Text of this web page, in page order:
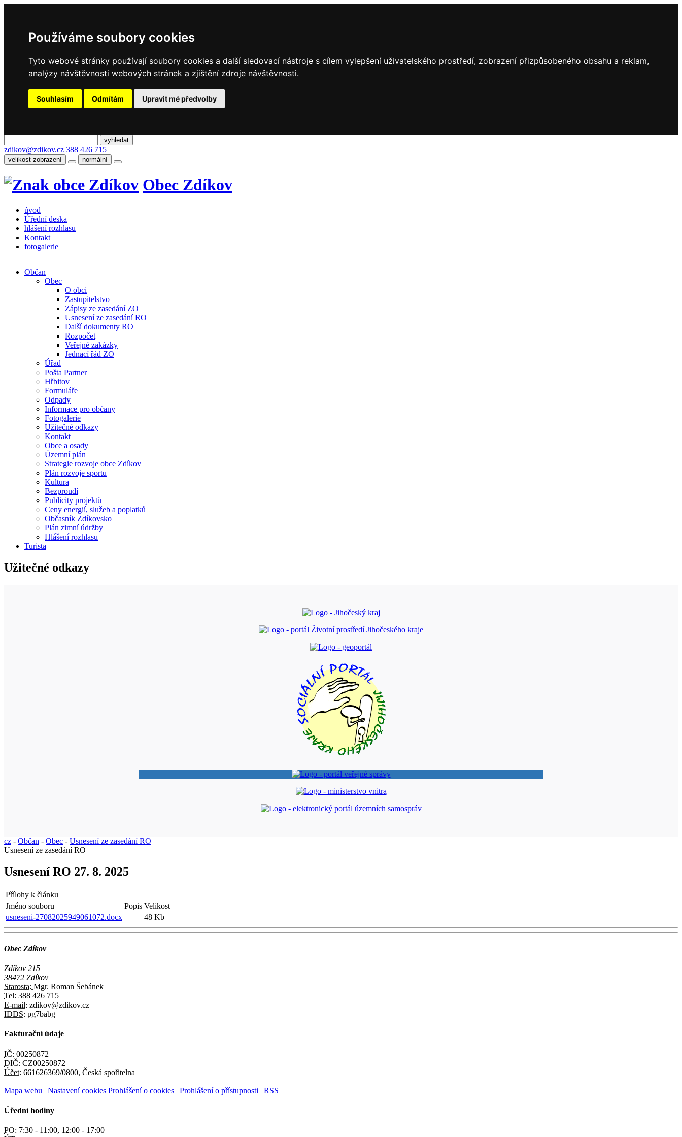
Používáme soubory cookies
Tyto webové stránky používají soubory cookies a další sledovací nástroje s cílem vylepšení uživatelského prostředí, zobrazení přizpůsobeného obsahu a reklam,
analýzy návštěvnosti webových stránek a zjištění zdroje návštěvnosti.
Souhlasím Odmítám Upravit mé předvolby
zdikov@zdikov.cz 388 426 715
velikost zobrazení normální
Obec Zdíkov
úvod
Úřední deska
hlášení rozhlasu
Kontakt
fotogalerie
Občan
Obec
O obci
Zastupitelstvo
Zápisy ze zasedání ZO
Usnesení ze zasedání RO
Další dokumenty RO
Rozpočet
Veřejné zakázky
Jednací řád ZO
Úřad
Pošta Partner
Hřbitov
Formuláře
Odpady
Informace pro občany
Fotogalerie
Užitečné odkazy
Kontakt
Obce a osady
Územní plán
Strategie rozvoje obce Zdíkov
Plán rozvoje sportu
Kultura
Bezproudí
Publicity projektů
Ceny energií, služeb a poplatků
Občasník Zdíkovsko
Plán zimní údržby
Hlášení rozhlasu
Turista
Užitečné odkazy
cz - Občan - Obec - Usnesení ze zasedání RO
Usnesení ze zasedání RO
Usnesení RO 27. 8. 2025
Přílohy k článku
Jméno souboru
Popis Velikost
usneseni-27082025949061072.docx
48 Kb
Obec Zdíkov
Zdíkov 215
38472 Zdíkov
Starosta: Mgr. Roman Šebánek
Tel: 388 426 715
E-mail: zdikov@zdikov.cz
IDDS: pg7babg
Fakturační údaje
IČ: 00250872
DIČ: CZ00250872
Účet: 661626369/0800, Česká spořitelna
Mapa webu | Nastavení cookies Prohlášení o cookies | Prohlášení o přístupnosti | RSS
Úřední hodiny
PO: 7:30 - 11:00, 12:00 - 17:00